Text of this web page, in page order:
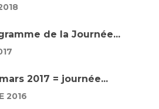
de la Journée...
2017 = journée...
2016